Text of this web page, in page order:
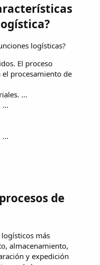
logísticas?
El proceso
procesamiento de
...
...
de
logísticos más
almacenamiento,
y expedición